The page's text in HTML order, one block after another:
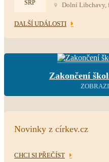
SRP
Dolní Libchavy,
DALŠÍ UDÁLOSTI
Zakončení
Novinky z církev.cz
CHCI SI PŘEČÍST